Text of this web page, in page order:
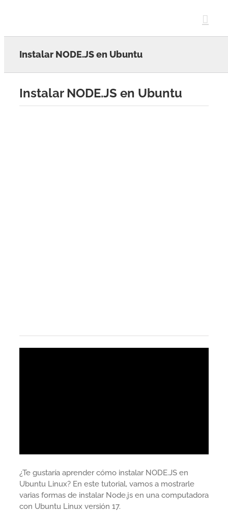
Instalar NODE.JS en Ubuntu
Instalar NODE.JS en Ubuntu
¿Te gustaría aprender cómo instalar NODE.JS en
Ubuntu Linux? En este tutorial, vamos a mostrarle
varias formas de instalar Node.js en una computadora
con Ubuntu Linux versión 17.